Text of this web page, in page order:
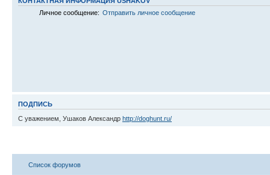
Личное сообщение: Отправить личное сообщение
ПОДПИСЬ
С уважением, Ушаков Александр http://doghunt.ru/
Список форумов